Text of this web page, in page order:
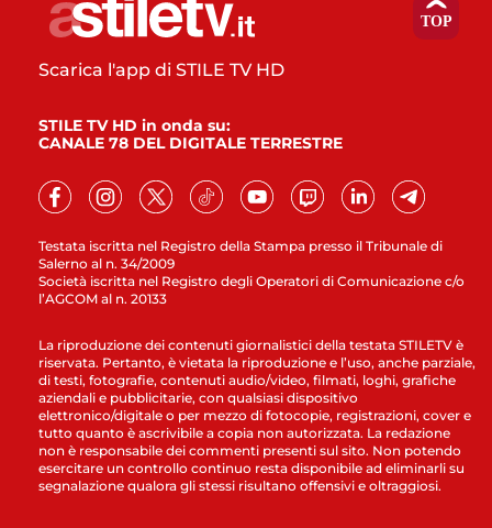
Testata iscritta nel Registro della Stampa presso il Tribunale di
Salerno al n. 34/2009
Società iscritta nel Registro degli Operatori di Comunicazione c/o
l’AGCOM al n. 20133
Scarica l'app di STILE TV HD
STILE TV HD in onda su:
CANALE 78 DEL DIGITALE TERRESTRE
La riproduzione dei contenuti giornalistici della testata STILETV è
riservata. Pertanto, è vietata la riproduzione e l’uso, anche parziale,
di testi, fotografie, contenuti audio/video, filmati, loghi, grafiche
aziendali e pubblicitarie, con qualsiasi dispositivo
elettronico/digitale o per mezzo di fotocopie, registrazioni, cover e
tutto quanto è ascrivibile a copia non autorizzata. La redazione
non è responsabile dei commenti presenti sul sito. Non potendo
esercitare un controllo continuo resta disponibile ad eliminarli su
segnalazione qualora gli stessi risultano offensivi e oltraggiosi.